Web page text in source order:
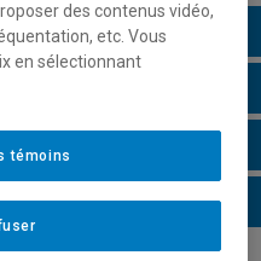
des contenus vidéo,
etc. Vous
en sélectionnant
témoins